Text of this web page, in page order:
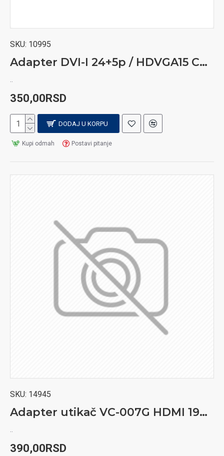
SKU: 10995
Adapter DVI-I 24+5p / HDVGA15 CMP-ADAP20
350,00RSD
DODAJ U KORPU
Kupi odmah Postavi pitanje
SKU: 14945
Adapter utikač VC-007G HDMI 19pin utikač
390,00RSD